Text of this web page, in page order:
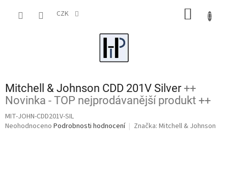
CZK
Mitchell & Johnson CDD 201V Silver ++
Novinka - TOP nejprodávanější produkt ++
MIT-JOHN-CDD201V-SIL
Průměrné
Neohodnoceno Podrobnosti hodnocení Značka: Mitchell & Johnson